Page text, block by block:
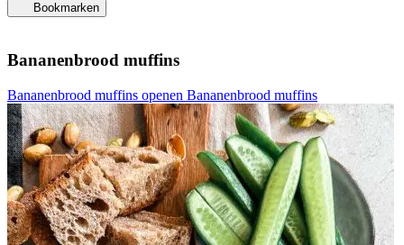
Bookmarken
Bananenbrood muffins
Bananenbrood muffins openen Bananenbrood muffins